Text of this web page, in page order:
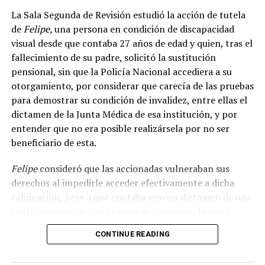
las poblaciones apartadas y en condición de
marginalidad.
RELATED TOPICS:
Elecciones de Congreso 2022 las menos votadas en
Colombia
DON'T MISS
Dos resguardos indígenas víctimas de reclutamiento de
niñas y niños en el conflicto armado
Tecnología al servicio de la transparencia electoral
ADVERTISEMENT
Uno de los principales objetivos de esta estrategia es
garantizar las mismas condiciones para todas las
rápida, eficiente y segura la postulación y acreditación
de sus testigos electorales y auditores de sistemas.
La Sala Segunda de Revisión estudió la acción de tutela
deFelipe,una persona en condición de discapacidad
visual desde que contaba 27 años de edad y quien, tras el
fallecimiento de su padre, solicitó la sustitución
pensional, sin que la Policía Nacional accediera a su
otorgamiento, por considerar que carecía de las pruebas
para demostrar su condición de invalidez, entre ellas el
dictamen de la Junta Médica de esa institución, y por
entender que no era posible realizársela por no ser
beneficiario de esta.
Felipeconsideró que las accionadas vulneraban sus
derechos al impedirle acceder efectivamente a dicha
calificación, pese a que contaba con un dictamen de una
impedía el disfrute de la pensión que en vida le fue
otorgada a su padre, quien velaba por su apoyo
CONTINUE READING